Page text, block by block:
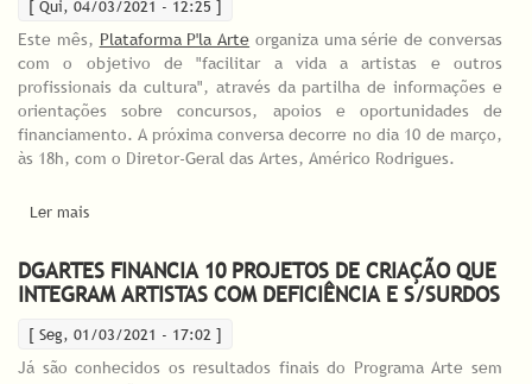
[ Qui, 04/03/2021 - 12:25 ]
Este mês, Plataforma P'la Arte organiza uma série de conversas
com o objetivo de "facilitar a vida a artistas e outros
profissionais da cultura", através da partilha de informações e
orientações sobre concursos, apoios e oportunidades de
financiamento. A próxima conversa decorre no dia 10 de março,
às 18h, com o Diretor-Geral das Artes, Américo Rodrigues.
Ler mais
DGARTES FINANCIA 10 PROJETOS DE CRIAÇÃO QUE
INTEGRAM ARTISTAS COM DEFICIÊNCIA E S/SURDOS
[ Seg, 01/03/2021 - 17:02 ]
Já são conhecidos os resultados finais do Programa Arte sem